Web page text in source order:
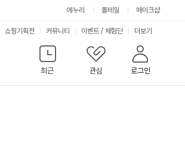
에누리 몰테일 메이크샵
최근
관심 로그인
쇼핑기획전 커뮤니티 이벤트 / 체험단 서
비
스
더보기